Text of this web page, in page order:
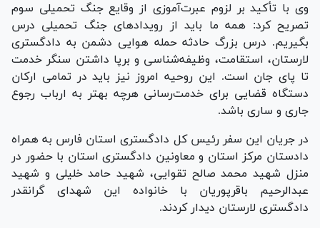
وی با تأکید بر لزوم عبرت‌آموزی از وقایع جنگ تحمیلی سوم
تصریح کرد: همه ما باید از رویداد‌های جنگ تحمیلی درس
بگیریم. درس بزرگ حادثه حمله هوایی دشمن به دادگستری
لارستان، استقامت، وظیفه‌شناسی و برپا داشتن سنگر خدمت
تا پای جان است. این روحیه امروز نیز باید در تمامی ارکان
دستگاه قضایی برای خدمت‌رسانی هرچه بهتر به ارباب رجوع
جاری و ساری باشد.
در جریان این سفر رئیس کل دادگستری استان فارس به همراه
دادستان مرکز استان و معاونین دادگستری استان با حضور در
منزل شهید محمد صالح تقوایی، شهید حامد خلیلی و شهید
عبدالرحیم باقرپوریان با خانواده این شهدای گرانقدر
دادگستری لارستان دیدار کردند.